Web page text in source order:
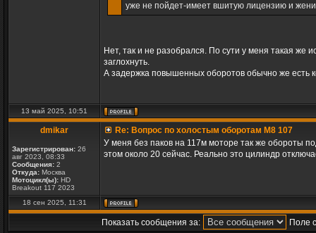
уже не пойдет-имеет вшитую лицензию и
Нет, так и не разобрался. По сути у меня такая
заглохнуть.
А задержка повышенных оборотов обычно же есть
13 май 2025, 10:51
dmikar
Зарегистрирован: 26
авг 2023, 08:33
Сообщения: 2
Откуда: Москва
Мотоцикл(ы): HD
Breakout 117 2023
Re: Вопрос по холостым оборотам M8 107
У меня без паков на 117м моторе так же обороты
этом около 20 сейчас. Реально это цилиндр
18 сен 2025, 11:31
Показать сообщения за:
Поле